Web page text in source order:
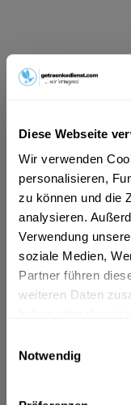
Diese Webseite
Wir verwenden
personalisieren,
zu können und die
analysieren.
Verwendung
soziale Medien,
Partner führen
weiteren Daten
Notwendig
ab 17,59 € *
Vorrätig
MEHRWEG
+2,40 € Pfand
In den
Artikel-Nr.:
Verfügbar in:
mehr